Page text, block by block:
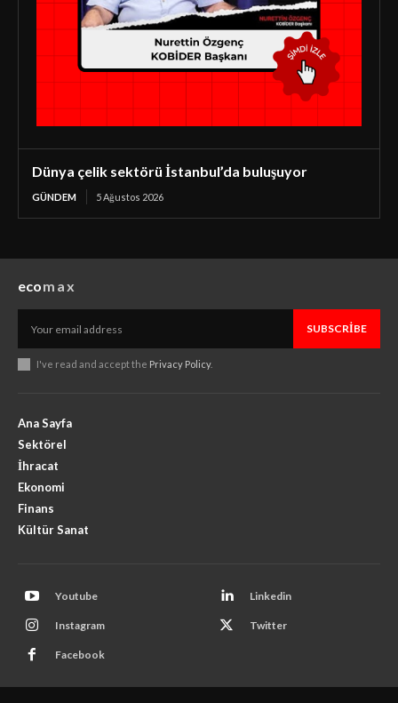
Dünya çelik sektörü İstanbul’da buluşuyor
GÜNDEM 5 Ağustos 2026
ecomax
SUBSCRIBE
I've read and accept the Privacy Policy.
Ana Sayfa
Sektörel
İhracat
Ekonomi
Finans
Kültür Sanat
Youtube Linkedin
Instagram Twitter
Facebook